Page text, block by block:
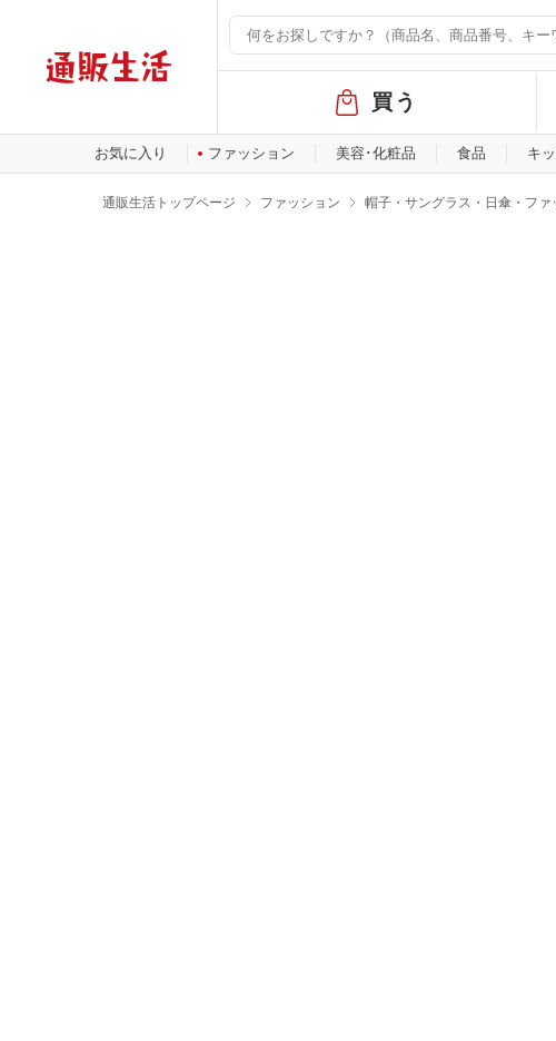
バ
ル
メ
買う
お気に入り ファッション 美容･化粧品 食品 キ
通販生活トップページ ファッション 帽子・サングラス・日傘・ファ